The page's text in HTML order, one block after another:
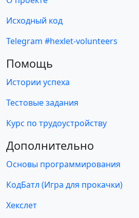
Исходный код
Telegram #hexlet-volunteers
Помощь
Истории успеха
Тестовые задания
Курс по трудоустройству
Дополнительно
Основы программирования
КодБатл (Игра для прокачки)
Хекслет